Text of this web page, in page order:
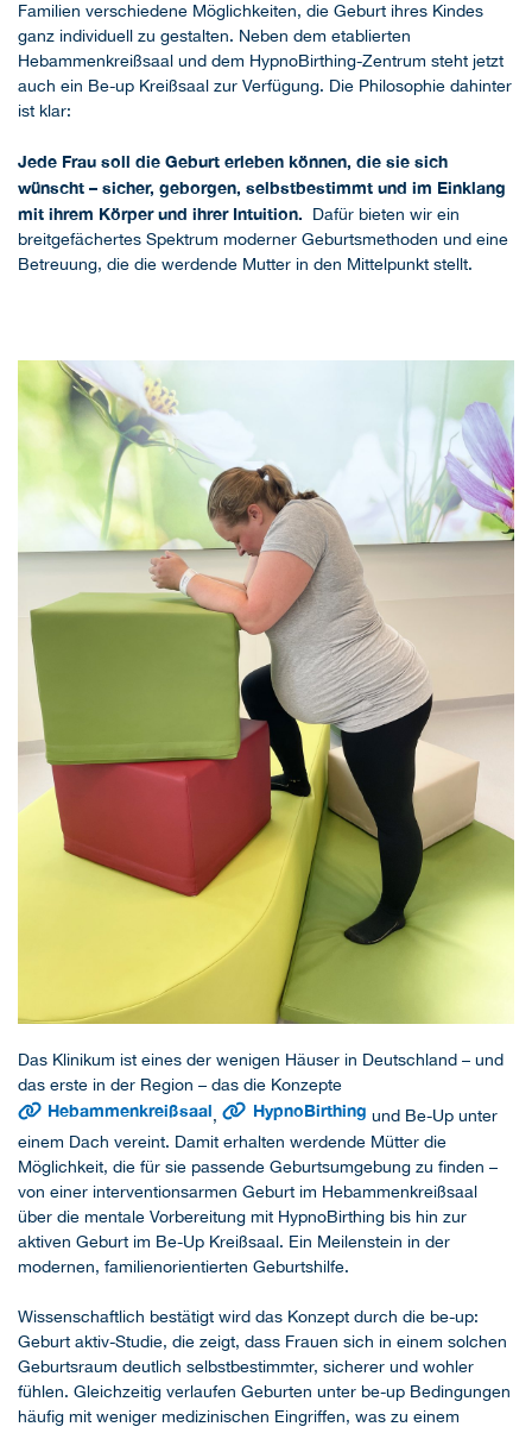
Familien verschiedene Möglichkeiten, die Geburt ihres Kindes
ganz individuell zu gestalten. Neben dem etablierten
Hebammenkreißsaal und dem HypnoBirthing-Zentrum steht jetzt
auch ein Be-up Kreißsaal zur Verfügung. Die Philosophie dahinter
ist klar:
Jede Frau soll die Geburt erleben können, die sie sich
wünscht – sicher, geborgen, selbstbestimmt und im Einklang
mit ihrem Körper und ihrer Intuition.
Dafür bieten wir ein
breitgefächertes Spektrum moderner Geburtsmethoden und eine
Betreuung, die die werdende Mutter in den Mittelpunkt stellt.
Das Klinikum ist eines der wenigen Häuser in Deutschland – und
das erste in der Region – das die Konzepte
Hebammenkreißsaal, HypnoBirthing und Be-Up unter
einem Dach vereint. Damit erhalten werdende Mütter die
Möglichkeit, die für sie passende Geburtsumgebung zu finden –
von einer interventionsarmen Geburt im Hebammenkreißsaal
über die mentale Vorbereitung mit HypnoBirthing bis hin zur
aktiven Geburt im Be-Up Kreißsaal. Ein Meilenstein in der
modernen, familienorientierten Geburtshilfe.
Wissenschaftlich bestätigt wird das Konzept durch die be-up:
Geburt aktiv-Studie, die zeigt, dass Frauen sich in einem solchen
Geburtsraum deutlich selbstbestimmter, sicherer und wohler
fühlen. Gleichzeitig verlaufen Geburten unter be-up Bedingungen
häufig mit weniger medizinischen Eingriffen, was zu einem